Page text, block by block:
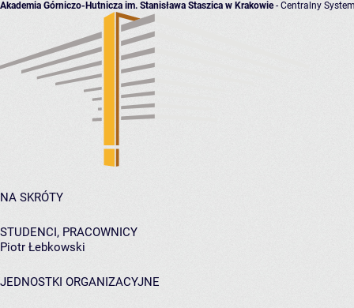
Akademia Górniczo-Hutnicza im. Stanisława Staszica w Krakowie- Centralny
NA SKRÓTY
STUDENCI, PRACOWNICY
Piotr Łebkowski
JEDNOSTKI ORGANIZACYJNE